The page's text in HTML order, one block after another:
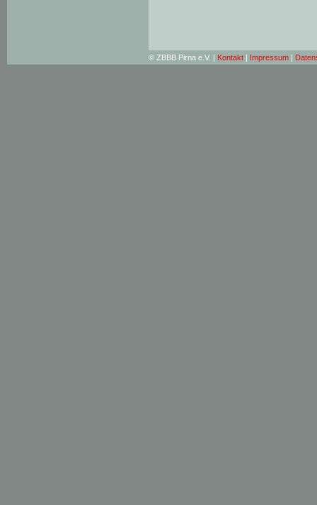
© ZBBB Pirna e.V. | Kontakt | Impressum |